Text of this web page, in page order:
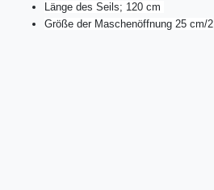
Länge des Seils; 120 cm
Größe der Maschenöffnung 25 cm/2